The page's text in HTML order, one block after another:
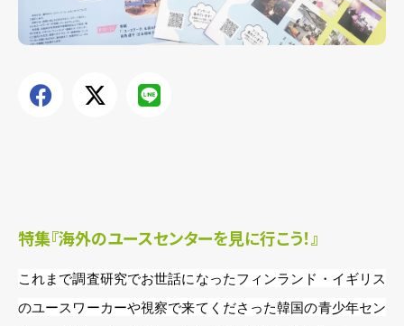
特集『海外のユースセンターを見に行こう！』
これまで調査研究でお世話になったフィンランド・イギリス
のユースワーカーや視察で来てくださった韓国の青少年セン